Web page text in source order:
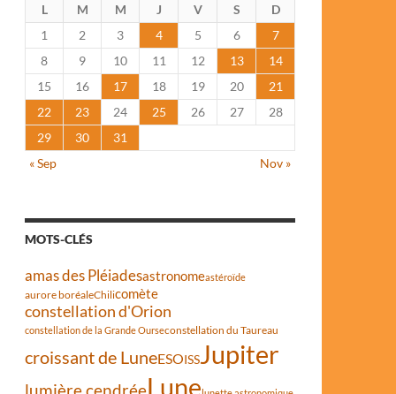
L M M J V S
D
1
2 3 4 5 6
7
8
9 10 11 12 13
14
15
16 17 18 19 20
21
22
23 24 25 26 27
28
29
30
31
« Sep
Nov »
MOTS-CLÉS
amas des Pléiadesastronomeastéroïde
aurore boréaleChilicomète
constellation d'Orion
constellation de la Grande Ourseconstellation du Taureau
croissant de LuneESOISSJupiter
lumière cendréeLune